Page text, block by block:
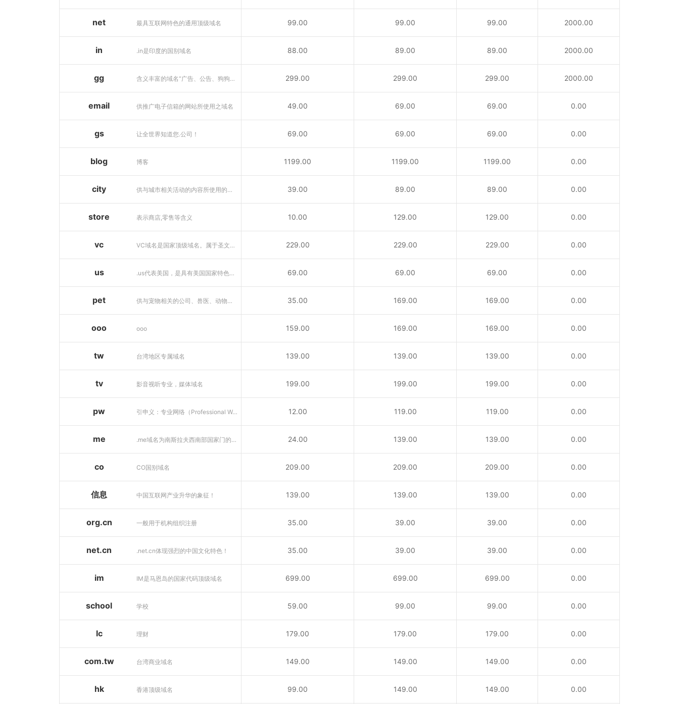
net 最具互联网特色的通用顶级域名 99.00 99.00 99.00 2000.00
in .in是印度的国别域名 88.00 89.00 89.00 2000.00
gg 含义丰富的域名“广告、公告、狗狗……”互联网行业首选后缀！ 299.00 299.00 299.00 2000.00
email 供推广电子信箱的网站所使用之域名 49.00 69.00 69.00 0.00
gs 让全世界知道您.公司！ 69.00 69.00 69.00 0.00
blog 博客 1199.00 1199.00 1199.00 0.00
city 供与城市相关活动的内容所使用的域名 39.00 89.00 89.00 0.00
store 表示商店,零售等含义 10.00 129.00 129.00 0.00
vc VC域名是国家顶级域名。属于圣文森特和格林纳丁斯国家顶级域名（ccTLD）后缀。 229.00 229.00 229.00 0.00
us .us代表美国，是具有美国国家特色的国别域名，适合在美公司注册。 69.00 69.00 69.00 0.00
pet 供与宠物相关的公司、兽医、动物救援及宠物爱好者所使用之域名 35.00 169.00 169.00 0.00
ooo ooo 159.00 169.00 169.00 0.00
tw 台湾地区专属域名 139.00 139.00 139.00 0.00
tv 影音视听专业，媒体域名 199.00 199.00 199.00 0.00
pw 引申义：专业网络（Professional Web）或个人网站 12.00 119.00 119.00 0.00
me .me域名为南斯拉夫西南部国家门的内哥罗的国家顶级域名 24.00 139.00 139.00 0.00
co CO国别域名 209.00 209.00 209.00 0.00
信息 中国互联网产业升华的象征！ 139.00 139.00 139.00 0.00
org.cn 一般用于机构组织注册 35.00 39.00 39.00 0.00
net.cn .net.cn体现强烈的中国文化特色！ 35.00 39.00 39.00 0.00
im IM是马恩岛的国家代码顶级域名 699.00 699.00 699.00 0.00
school 学校 59.00 99.00 99.00 0.00
lc 理财 179.00 179.00 179.00 0.00
com.tw 台湾商业域名 149.00 149.00 149.00 0.00
hk 香港顶级域名 99.00 149.00 149.00 0.00